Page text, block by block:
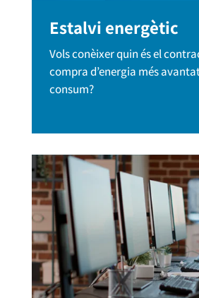
Estalvi energètic
Vols conèixer quin és el
compra d’energia més
consum?